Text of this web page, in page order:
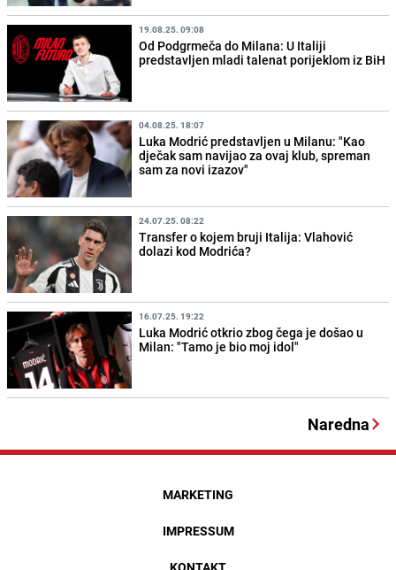
19.08.25. 09:08
Od Podgrmeča do Milana: U Italiji
predstavljen mladi talenat porijeklom iz BiH
04.08.25. 18:07
Luka Modrić predstavljen u Milanu: "Kao
dječak sam navijao za ovaj klub, spreman
sam za novi izazov"
24.07.25. 08:22
Transfer o kojem bruji Italija: Vlahović
dolazi kod Modrića?
16.07.25. 19:22
Luka Modrić otkrio zbog čega je došao u
Milan: "Tamo je bio moj idol"
Naredna
MARKETING
IMPRESSUM